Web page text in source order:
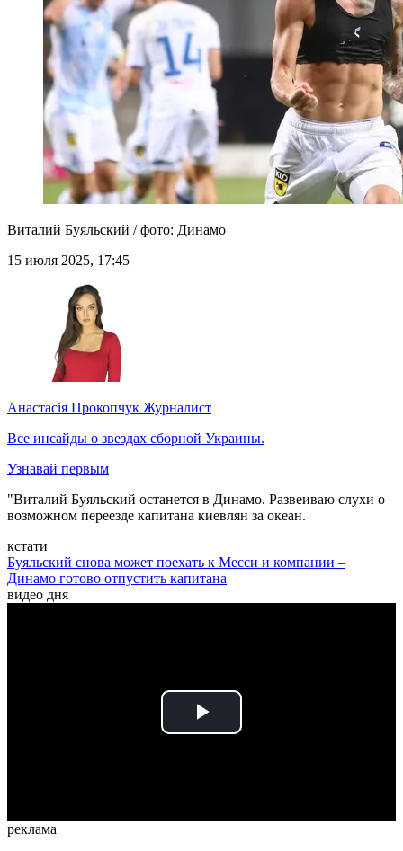
Виталий Буяльский / фото: Динамо
15 июля 2025, 17:45
Анастасія Прокопчук Журналист
Все инсайды о звездах сборной Украины.
Узнавай первым
"Виталий Буяльский останется в Динамо. Развеиваю слухи о
возможном переезде капитана киевлян за океан.
кстати
Буяльский снова может поехать к Месси и компании –
Динамо готово отпустить капитана
видео дня
Play
реклама